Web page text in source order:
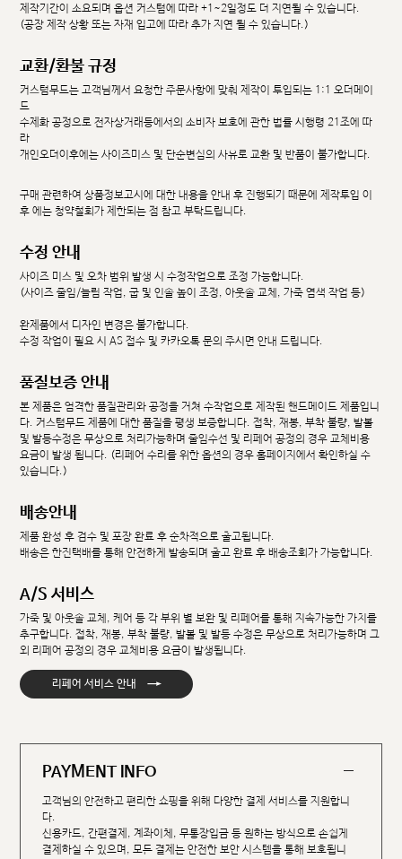
제작기간이 소요되며 옵션 커스텀에 따라 +1~2일정도 더 지연될 수 있습니다.
(공장 제작 상황 또는 자재 입고에 따라 추가 지연 될 수 있습니다.)
교환/환불 규정
커스텀무드는 고객님께서 요청한 주문사항에 맞춰 제작이 투입되는 1:1 오더메이
드
수제화 공정으로 전자상거래등에서의 소비자 보호에 관한 법률 시행령 21조에 따
라
개인오더이후에는 사이즈미스 및 단순변심의 사유로 교환 및 반품이 불가합니다.
구매 관련하여 상품정보고시에 대한 내용을 안내 후 진행되기 때문에 제작투입 이
후 에는 청약철회가 제한되는 점 참고 부탁드립니다.
수정 안내
사이즈 미스 및 오차 범위 발생 시 수정작업으로 조정 가능합니다.
(사이즈 줄임/늘림 작업, 굽 및 인솔 높이 조정, 아웃솔 교체, 가죽 염색 작업 등)
완제품에서 디자인 변경은 불가합니다.
수정 작업이 필요 시 AS 접수 및 카카오톡 문의 주시면 안내 드립니다.
품질보증 안내
본 제품은 엄격한 품질관리와 공정을 거쳐 수작업으로 제작된 핸드메이드 제품입니
다. 커스텀무드 제품에 대한 품질을 평생 보증합니다. 접착, 재봉, 부착 불량, 발볼
및 발등수정은 무상으로 처리가능하며 줄임수선 및 리페어 공정의 경우 교체비용
요금이 발생 됩니다. (리페어 수리를 위한 옵션의 경우 홈페이지에서 확인하실 수
있습니다.)
배송안내
제품 완성 후 검수 및 포장 완료 후 순차적으로 출고됩니다.
배송은 한진택배를 통해 안전하게 발송되며 출고 완료 후 배송조회가 가능합니다.
A/S 서비스
가죽 및 아웃솔 교체, 케어 등 각 부위 별 보완 및 리페어를 통해 지속가능한 가치를
추구합니다. 접착, 재봉, 부착 불량, 발볼 및 발등 수정은 무상으로 처리가능하며 그
외 리페어 공정의 경우 교체비용 요금이 발생됩니다.
리페어 서비스 안내 →
PAYMENT INFO
고객님의 안전하고 편리한 쇼핑을 위해 다양한 결제 서비스를 지원합니
다.
신용카드, 간편결제, 계좌이체, 무통장입금 등 원하는 방식으로 손쉽게
결제하실 수 있으며, 모든 결제는 안전한 보안 시스템을 통해 보호됩니